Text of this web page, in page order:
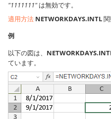
"1111111" は無効です。
適用方法 NETWORKDAYS.INTL関
例
以下の図は、
ています。